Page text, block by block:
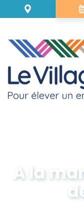
A la